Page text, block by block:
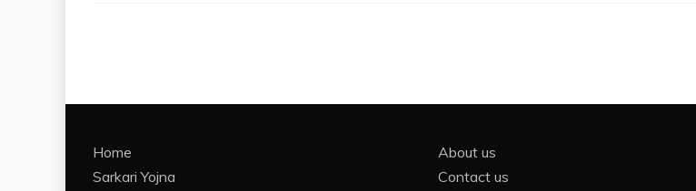
Home
Sarkari Yojna
About us
Contact us